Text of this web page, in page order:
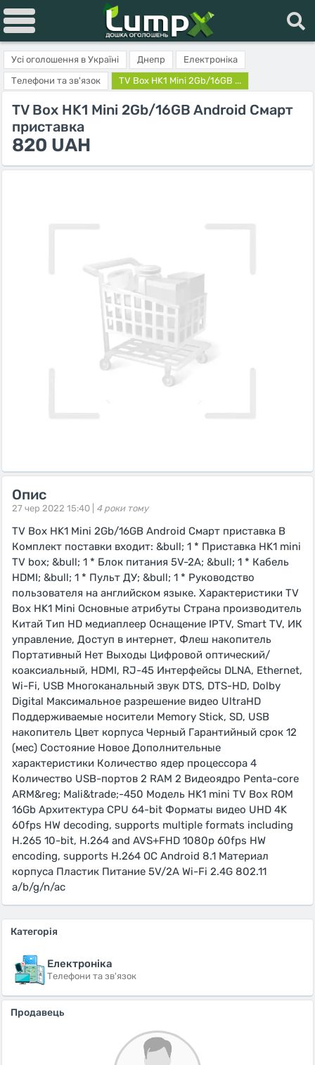
Усі оголошення в Україні Днепр
Електроніка
Телефони та зв'язок
TV Box HK1 Mini 2Gb/16GB ...
TV Box HK1 Mini 2Gb/16GB Android Смарт
приставка
820 UAH
Опис
27 чер 2022 15:40 | 4 роки тому
TV Box HK1 Mini 2Gb/16GB Android Смарт приставка В
Комплект поставки входит: &bull; 1 * Приставка HK1 mini
TV box; &bull; 1 * Блок питания 5V-2A; &bull; 1 * Кабель
HDMI; &bull; 1 * Пульт ДУ; &bull; 1 * Руководство
пользователя на английском языке. Характеристики TV
Box HK1 Mini Основные атрибуты Страна производитель
Китай Тип HD медиаплеер Оснащение IPTV, Smart TV, ИК
управление, Доступ в интернет, Флеш накопитель
Портативный Нет Выходы Цифровой оптический/
коаксиальный, HDMI, RJ-45 Интерфейсы DLNA, Ethernet,
Wi-Fi, USB Многоканальный звук DTS, DTS-HD, Dolby
Digital Максимальное разрешение видео UltraHD
Поддерживаемые носители Memory Stick, SD, USB
накопитель Цвет корпуса Черный Гарантийный срок 12
(мес) Состояние Новое Дополнительные
характеристики Количество ядер процессора 4
Количество USB-портов 2 RAM 2 Видеоядро Penta-core
ARM&reg; Mali&trade;-450 Модель HK1 mini TV Box ROM
16Gb Архитектура CPU 64-bit Форматы видео UHD 4K
60fps HW decoding, supports multiple formats including
H.265 10-bit, H.264 and AVS+FHD 1080p 60fps HW
encoding, supports H.264 ОС Android 8.1 Материал
корпуса Пластик Питание 5V/2A Wi-Fi 2.4G 802.11
a/b/g/n/ac
Категорія
Електроніка
Телефони та зв'язок
Продавець